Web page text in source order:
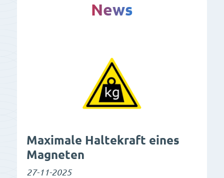
News
Maximale Haltekraft eines
Magneten
27-11-2025